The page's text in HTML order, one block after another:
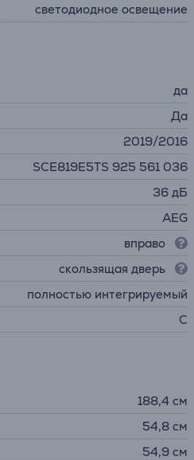
светодиодное освещение
да
Да
2019/2016
SCE819E5TS 925 561 036
36 дБ
AEG
вправо
скользящая дверь
полностью интегрируемый
C
188,4 см
54,8 см
54,9 см